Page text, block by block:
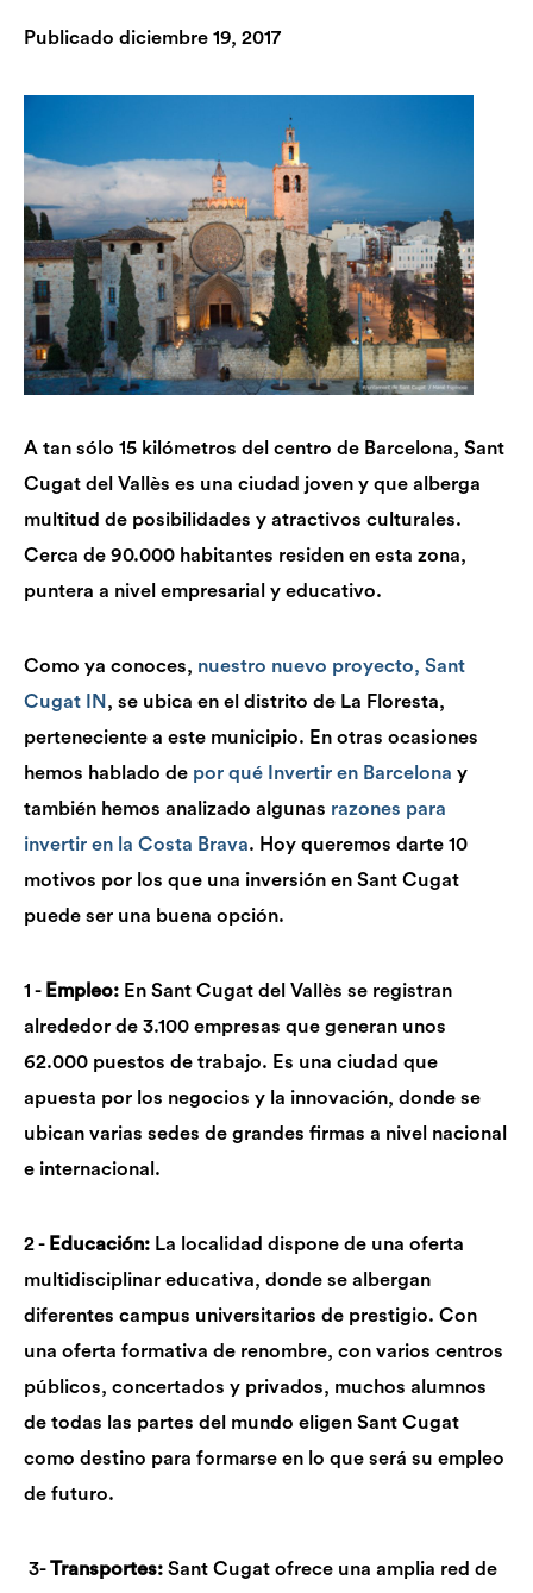
Publicado diciembre 19, 2017
A tan sólo 15 kilómetros del centro de Barcelona, Sant
Cugat del Vallès es una ciudad joven y que alberga
multitud de posibilidades y atractivos culturales.
Cerca de 90.000 habitantes residen en esta zona,
puntera a nivel empresarial y educativo.
Como ya conoces, nuestro nuevo proyecto, Sant
Cugat IN , se ubica en el distrito de La Floresta,
perteneciente a este municipio. En otras ocasiones
hemos hablado de por qué Invertir en Barcelona y
también hemos analizado algunas razones para
invertir en la Costa Brava. Hoy queremos darte 10
motivos por los que una inversión en Sant Cugat
puede ser una buena opción.
1 - Empleo: En Sant Cugat del Vallès se registran
alrededor de 3.100 empresas que generan unos
62.000 puestos de trabajo. Es una ciudad que
apuesta por los negocios y la innovación, donde se
ubican varias sedes de grandes firmas a nivel nacional
e internacional.
2 - Educación: La localidad dispone de una oferta
multidisciplinar educativa, donde se albergan
diferentes campus universitarios de prestigio. Con
una oferta formativa de renombre, con varios centros
públicos, concertados y privados, muchos alumnos
de todas las partes del mundo eligen Sant Cugat
como destino para formarse en lo que será su empleo
de futuro.
3-Transportes: Sant Cugat ofrece una amplia red de